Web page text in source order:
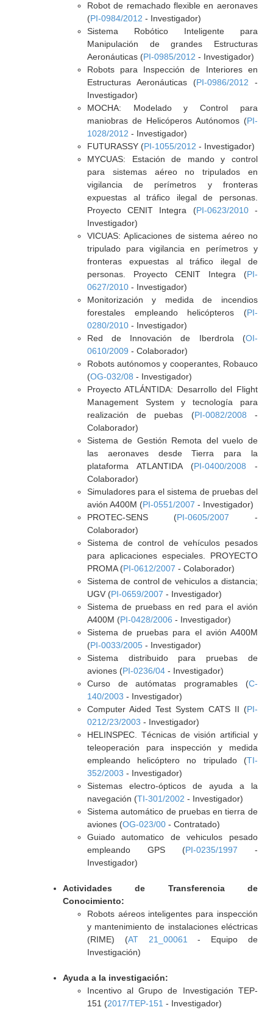
Robot de remachado flexible en aeronaves
(PI-0984/2012 - Investigador)
Sistema Robótico Inteligente para
Manipulación de grandes Estructuras
Aeronáuticas (PI-0985/2012 - Investigador)
Robots para Inspección de Interiores en
Estructuras Aeronáuticas (PI-0986/2012 -
Investigador)
MOCHA: Modelado y Control para
maniobras de Helicóperos Autónomos (PI-
1028/2012 - Investigador)
FUTURASSY (PI-1055/2012 - Investigador)
MYCUAS: Estación de mando y control
para sistemas aéreo no tripulados en
vigilancia de perímetros y fronteras
expuestas al tráfico ilegal de personas.
Proyecto CENIT Integra (PI-0623/2010-
Investigador)
VICUAS: Aplicaciones de sistema aéreo no
tripulado para vigilancia en perímetros y
fronteras expuestas al tráfico ilegal de
personas. Proyecto CENIT Integra (PI-
0627/2010- Investigador)
Monitorización y medida de incendios
forestales empleando helicópteros (PI-
0280/2010- Investigador)
Red de Innovación de Iberdrola (OI-
0610/2009 - Colaborador)
Robots autónomos y cooperantes, Robauco
(OG-032/08 - Investigador)
Proyecto ATLÁNTIDA: Desarrollo del Flight
Management System y tecnología para
realización de puebas (PI-0082/2008 -
Colaborador)
Sistema de Gestión Remota del vuelo de
las aeronaves desde Tierra para la
plataforma ATLANTIDA (PI-0400/2008 -
Colaborador)
Simuladores para el sistema de pruebas del
avión A400M (PI-0551/2007 - Investigador)
PROTEC-SENS (PI-0605/2007 -
Colaborador)
Sistema de control de vehículos pesados
para aplicaciones especiales. PROYECTO
PROMA (PI-0612/2007 - Colaborador)
Sistema de control de vehiculos a distancia;
UGV (PI-0659/2007 - Investigador)
Sistema de pruebass en red para el avión
A400M (PI-0428/2006 - Investigador)
Sistema de pruebas para el avión A400M
(PI-0033/2005- Investigador)
Sistema distribuido para pruebas de
aviones (PI-0236/04- Investigador)
Curso de autómatas programables (C-
140/2003 - Investigador)
Computer Aided Test System CATS II (PI-
0212/23/2003 - Investigador)
HELINSPEC. Técnicas de visión artificial y
teleoperación para inspección y medida
empleando helicóptero no tripulado (TI-
352/2003 - Investigador)
Sistemas electro-ópticos de ayuda a la
navegación (TI-301/2002 - Investigador)
Sistema automático de pruebas en tierra de
aviones (OG-023/00- Contratado)
Guiado automatico de vehiculos pesado
empleando GPS (PI-0235/1997 -
Investigador)
Actividades de Transferencia de
Conocimiento:
Robots aéreos inteligentes para inspección
y mantenimiento de instalaciones eléctricas
(RIME) (AT 21_00061
- Equipo de
Investigación)
Ayuda a la investigación:
Incentivo al Grupo de Investigación TEP-
151 (2017/TEP-151 - Investigador)